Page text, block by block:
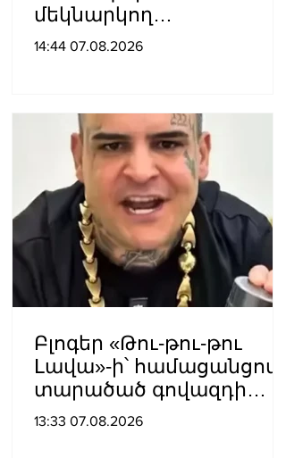
մեկնարկող
դատավարությունը
հեղինակազրկման և
ապապետական
գործողությունների նոր
խայտառակ հանգրվանն
է. Լուսավոր Հայաստան
14:44 07.08.2026
Բլոգեր «Թու-թու-թու
Լավա»-ի՝ համացանցով
տարածած գովազդի
կեղծ լինելու մասին
13:33 07.08.2026